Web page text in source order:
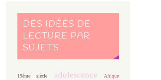
DES IDÉES DE
LECTURE PAR
SUJETS
19ème siècle adolescence Afrique